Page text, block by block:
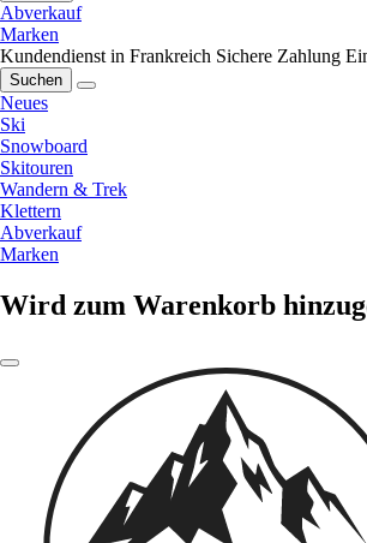
Abverkauf
Marken
Kundendienst in Frankreich Sichere Zahlung
Suchen
Neues
Ski
Snowboard
Skitouren
Wandern & Trek
Klettern
Abverkauf
Marken
Wird zum Warenkorb